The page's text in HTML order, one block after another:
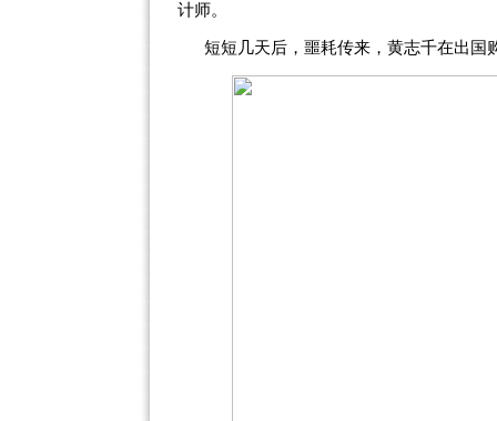
计师。
短短几天后，噩耗传来，黄志千在出国